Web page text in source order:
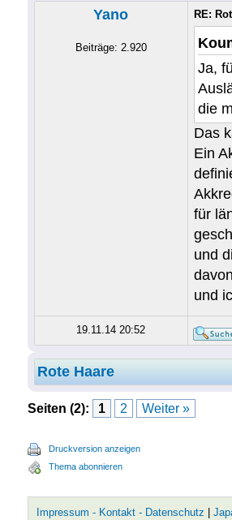
Yano
Beiträge: 2.920
RE:
Ja,
die
Das
Ein
für
und
und
19.11.14 20:52
Rote Haare
Seiten (2): 1 2 Weiter »
Druckversion anzeigen
Thema abonnieren
Impressum - Kontakt - Datenschutz